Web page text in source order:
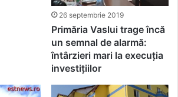
26 septembrie 2019
Primăria Vaslui trage încă
un semnal de alarmă:
întârzieri mari la execuția
investițiilor